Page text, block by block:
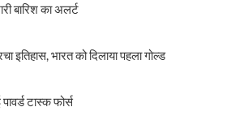
बारिश का अलर्ट
इतिहास, भारत को दिलाया पहला गोल्ड
टास्क फोर्स